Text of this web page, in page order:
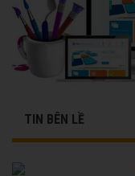
TIN BÊN LỀ